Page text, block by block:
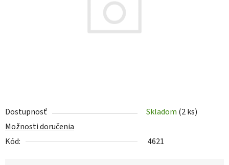
Dostupnosť Skladom (2 ks)
Možnosti doručenia
Kód:
4621